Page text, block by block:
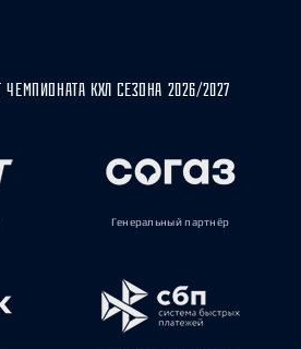
КХЛ СЕЗОНА 2026/2027
Генеральный партнёр